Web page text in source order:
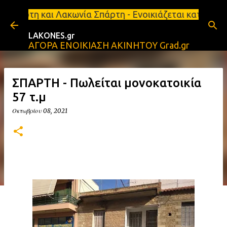
Μετάβαση στο κύριο περιεχόμενο
Σπάρτη - Ενοικιάζεται κατάστημα 134
LAKONES.gr
ΑΓΟΡΑ ΕΝΟΙΚΙΑΣΗ ΑΚΙΝΗΤΟΥ Grad.gr
ΣΠΑΡΤΗ - Πωλείται μονοκατοικία
57 τ.μ
Οκτωβρίου 08, 2021